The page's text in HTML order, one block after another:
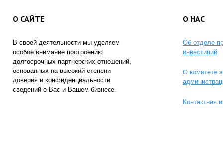
О САЙТЕ
В своей деятельности мы уделяем
особое внимание построению
долгосрочных партнерских отношений,
основанных на высокий степени
доверия и конфиденциальности
сведений о Вас и Вашем бизнесе.
О НАС
Об отделе
инвестиций
О комитете
Контактная